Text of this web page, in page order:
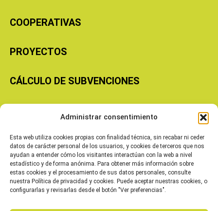
Administrar consentimiento
Esta web utiliza cookies propias con finalidad técnica, sin recabar ni ceder
datos de carácter personal de los usuarios, y cookies de terceros que nos
ayudan a entender cómo los visitantes interactúan con la web a nivel
estadístico y de forma anónima. Para obtener más información sobre
estas cookies y el procesamiento de sus datos personales, consulte
nuestra Política de privacidad y cookies. Puede aceptar nuestras cookies, o
configurarlas y revisarlas desde el botón "Ver preferencias".
COOPERATIVAS
PROYECTOS
CÁLCULO DE SUBVENCIONES